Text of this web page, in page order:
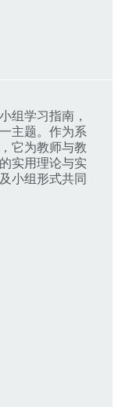
组学习指南，
主题。作为系
它为教师与教
实用理论与实
小组形式共同